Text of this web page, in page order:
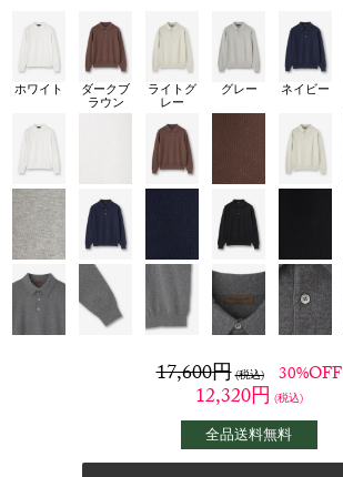
ホワイト ダークブ
ラウン
ライトグ
レー
グレー ネイビー
17,600円(税込) 30%OFF
12,320円 (税込)
全品送料無料